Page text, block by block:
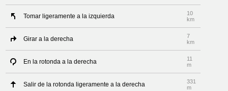
Tomar ligeramente a la izquierda
10
km
Girar a la derecha
7
km
En la rotonda a la derecha
11
m
Salir de la rotonda ligeramente a la derecha
331
m